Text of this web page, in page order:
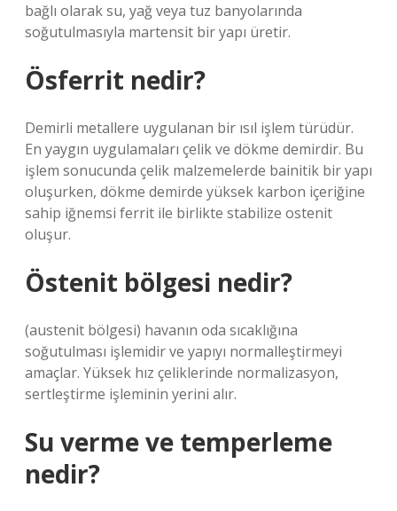
bağlı olarak su, yağ veya tuz banyolarında
soğutulmasıyla martensit bir yapı üretir.
Ösferrit nedir?
Demirli metallere uygulanan bir ısıl işlem türüdür.
En yaygın uygulamaları çelik ve dökme demirdir. Bu
işlem sonucunda çelik malzemelerde bainitik bir yapı
oluşurken, dökme demirde yüksek karbon içeriğine
sahip iğnemsi ferrit ile birlikte stabilize ostenit
oluşur.
Östenit bölgesi nedir?
(austenit bölgesi) havanın oda sıcaklığına
soğutulması işlemidir ve yapıyı normalleştirmeyi
amaçlar. Yüksek hız çeliklerinde normalizasyon,
sertleştirme işleminin yerini alır.
Su verme ve temperleme
nedir?